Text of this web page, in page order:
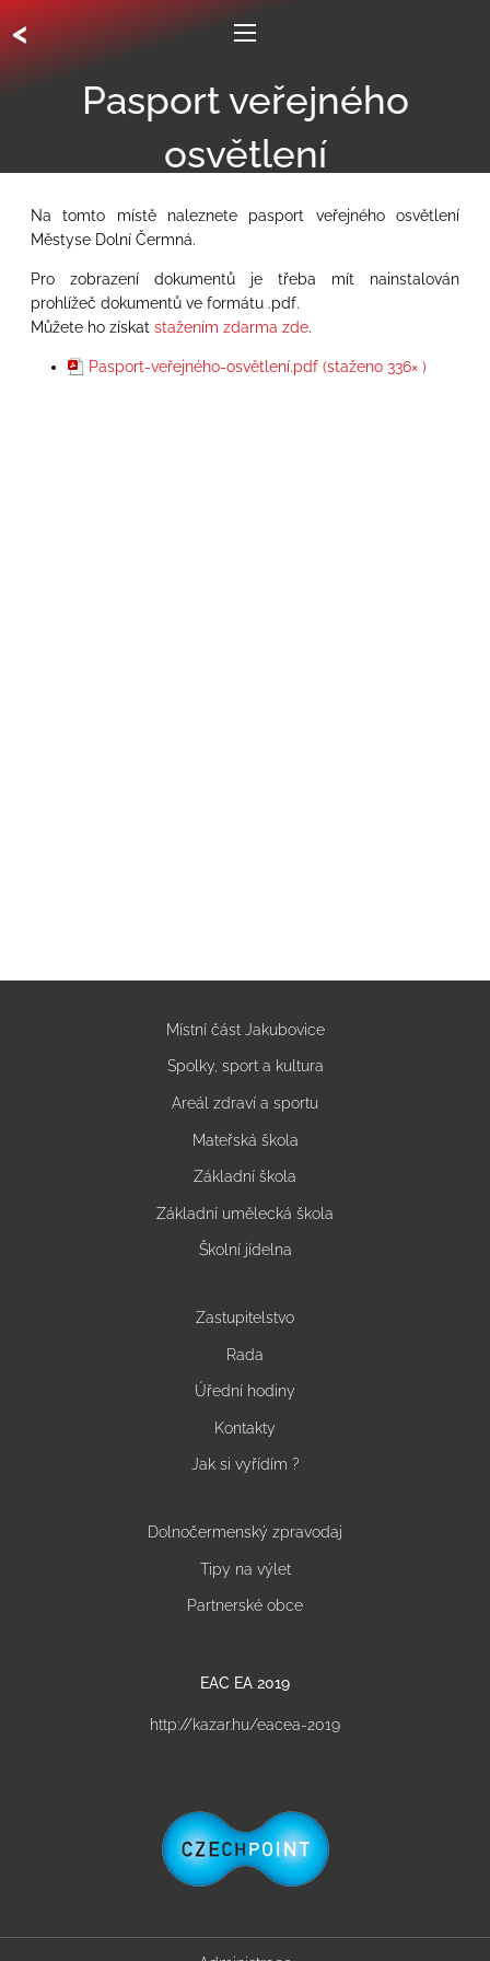
<
Pasport veřejného
osvětlení
Na tomto místě naleznete pasport veřejného osvětlení
Městyse Dolní Čermná.
Pro zobrazení dokumentů je třeba mít nainstalován
prohlížeč dokumentů ve formátu .pdf.
Můžete ho získat stažením zdarma zde.
Pasport-veřejného-osvětlení.pdf (staženo 336× )
Místní část Jakubovice
Spolky, sport a kultura
Areál zdraví a sportu
Mateřská škola
Základní škola
Základní umělecká škola
Školní jídelna
Zastupitelstvo
Rada
Úřední hodiny
Kontakty
Jak si vyřídím ?
Dolnočermenský zpravodaj
Tipy na výlet
Partnerské obce
EAC EA 2019
http://kazar.hu/eacea-2019